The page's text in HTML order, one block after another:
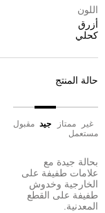
اللون
أزرق
كحلي
حالة المنتج
غير
مستعمل
ممتاز جيد مقبول
بحالة جيدة مع
علامات طفيفة على
الخارجية وخدوش
طفيفة على القطع
المعدنية.